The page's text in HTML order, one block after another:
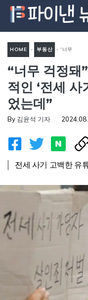
츠
HOME - 부동산 - “너무
걱정돼”.. 200만 유튜버, 충격
적인 ‘전세 사기’ 고백.. “할머
니라 믿었는데”
“너무 걱정돼
적인 ‘전세 사
었는데”
By 김윤석 기자
전세 사기 고백한 유